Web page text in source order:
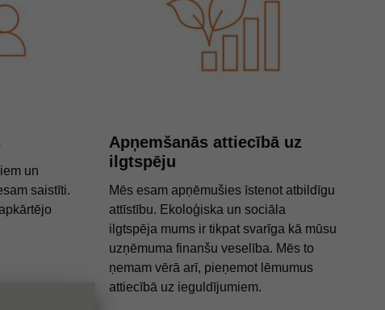
un
saistīti.
Apņemšanās attiecībā uz
ilgtspēju
Mēs esam apņēmušies īstenot atbildīgu
attīstību. Ekoloģiska un sociāla
ilgtspēja mums ir tikpat svarīga kā mūsu
uzņēmuma finanšu veselība. Mēs to
ņemam vērā arī, pieņemot lēmumus
attiecībā uz ieguldījumiem.